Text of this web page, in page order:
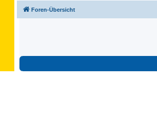
Foren-Übersicht